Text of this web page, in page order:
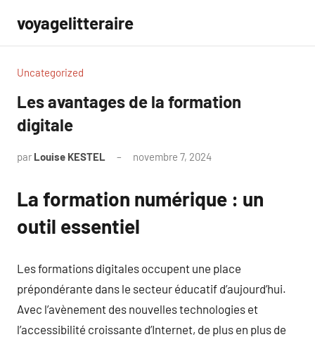
contenu
voyagelitteraire
Uncategorized
Les avantages de la formation
digitale
par Louise KESTEL novembre 7, 2024
La formation numérique : un
outil essentiel
Les formations digitales occupent une place
prépondérante dans le secteur éducatif d’aujourd’hui.
Avec l’avènement des nouvelles technologies et
l’accessibilité croissante d’Internet, de plus en plus de